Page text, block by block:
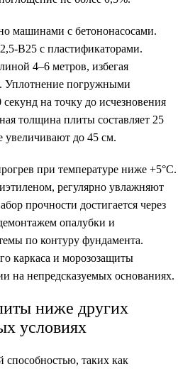
машинами с бетононасосами.
B25 с пластификаторами.
4–6 метров, избегая
Уплотнение погружными
на точку до исчезновения
толщина плиты составляет 25
увеличивают до 45 см.
при температуре ниже +5°C.
регулярно увлажняют
прочности достигается через
опалубки и
по контуру фундамента.
каркаса и морозозащиты
на непредсказуемых основаниях.
ниже других
условиях
способностью, таких как